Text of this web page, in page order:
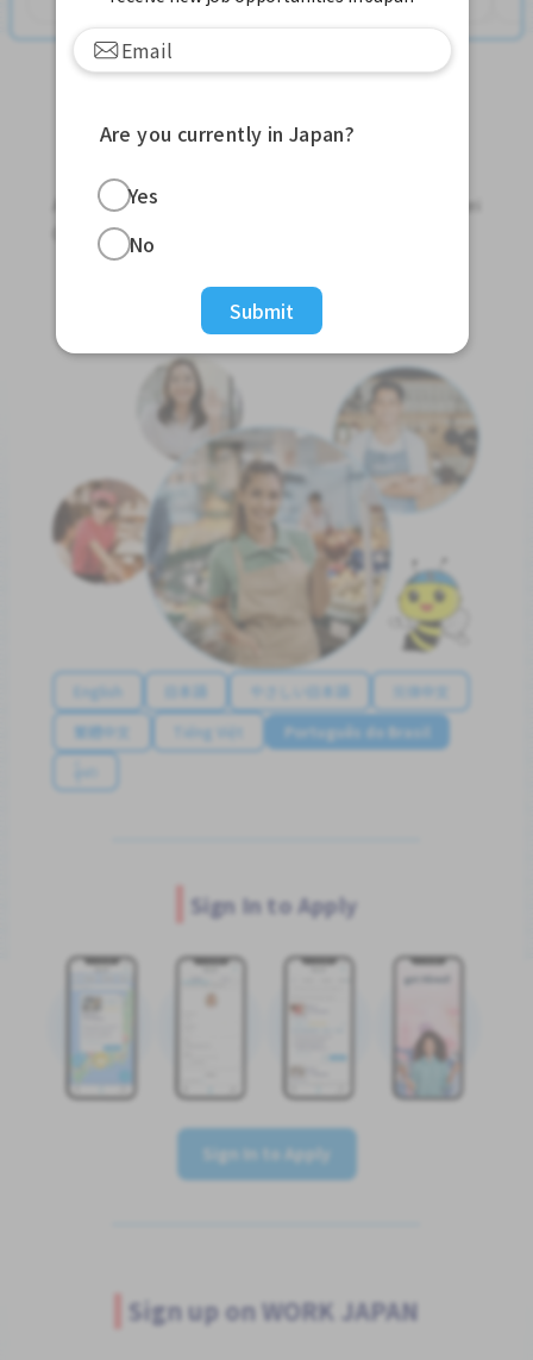
Jobs For Foreigners In Japan
Apply for Part-Time Jobs, Full-Time Jobs and Tokutei
Ginou Jobs!
Get Started
English 日本語 やさしい日本語
简体中文
繁體中文
Tiếng Việt
Português do Brasil
န်မာ
Sign In to Apply
Sign In to Apply
Sign up on WORK JAPAN
Are you currently in Japan?
Yes
No
Submit